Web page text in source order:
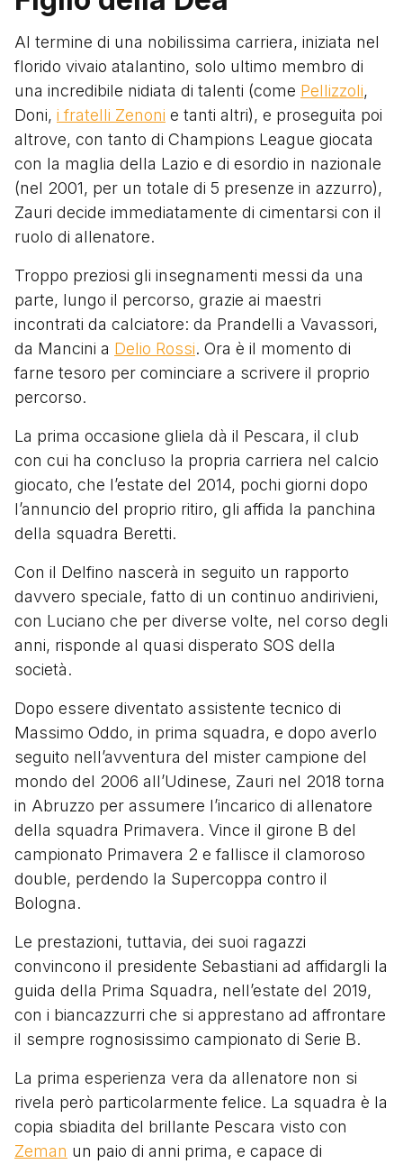
Al termine di una nobilissima carriera, iniziata nel
florido vivaio atalantino, solo ultimo membro di
una incredibile nidiata di talenti (come Pellizzoli,
Doni, i fratelli Zenoni e tanti altri), e proseguita poi
altrove, con tanto di Champions League giocata
con la maglia della Lazio e di esordio in nazionale
(nel 2001, per un totale di 5 presenze in azzurro),
Zauri decide immediatamente di cimentarsi con il
ruolo di allenatore.
Troppo preziosi gli insegnamenti messi da una
parte, lungo il percorso, grazie ai maestri
incontrati da calciatore: da Prandelli a Vavassori,
da Mancini a Delio Rossi. Ora è il momento di
farne tesoro per cominciare a scrivere il proprio
percorso.
La prima occasione gliela dà il Pescara, il club
con cui ha concluso la propria carriera nel calcio
giocato, che l’estate del 2014, pochi giorni dopo
l’annuncio del proprio ritiro, gli affida la panchina
della squadra Beretti.
Con il Delfino nascerà in seguito un rapporto
davvero speciale, fatto di un continuo andirivieni,
con Luciano che per diverse volte, nel corso degli
anni, risponde al quasi disperato SOS della
società.
Dopo essere diventato assistente tecnico di
Massimo Oddo, in prima squadra, e dopo averlo
seguito nell’avventura del mister campione del
mondo del 2006 all’Udinese, Zauri nel 2018 torna
in Abruzzo per assumere l’incarico di allenatore
della squadra Primavera. Vince il girone B del
campionato Primavera 2 e fallisce il clamoroso
double, perdendo la Supercoppa contro il
Bologna.
Le prestazioni, tuttavia, dei suoi ragazzi
convincono il presidente Sebastiani ad affidargli la
guida della Prima Squadra, nell’estate del 2019,
con i biancazzurri che si apprestano ad affrontare
il sempre rognosissimo campionato di Serie B.
La prima esperienza vera da allenatore non si
rivela però particolarmente felice. La squadra è la
copia sbiadita del brillante Pescara visto con
Zeman un paio di anni prima, e capace di